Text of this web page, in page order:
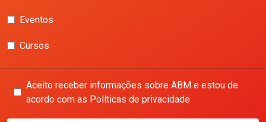
Eventos
Cursos
Aceito receber informações sobre ABM e estou de
acordo com as Políticas de privacidade